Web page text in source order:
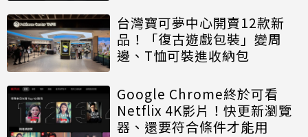
台灣寶可夢中心開賣12款新
品！「復古遊戲包裝」變周
邊、T恤可裝進收納包
Google Chrome終於可看
Netflix 4K影片！快更新瀏覽
器、還要符合條件才能用